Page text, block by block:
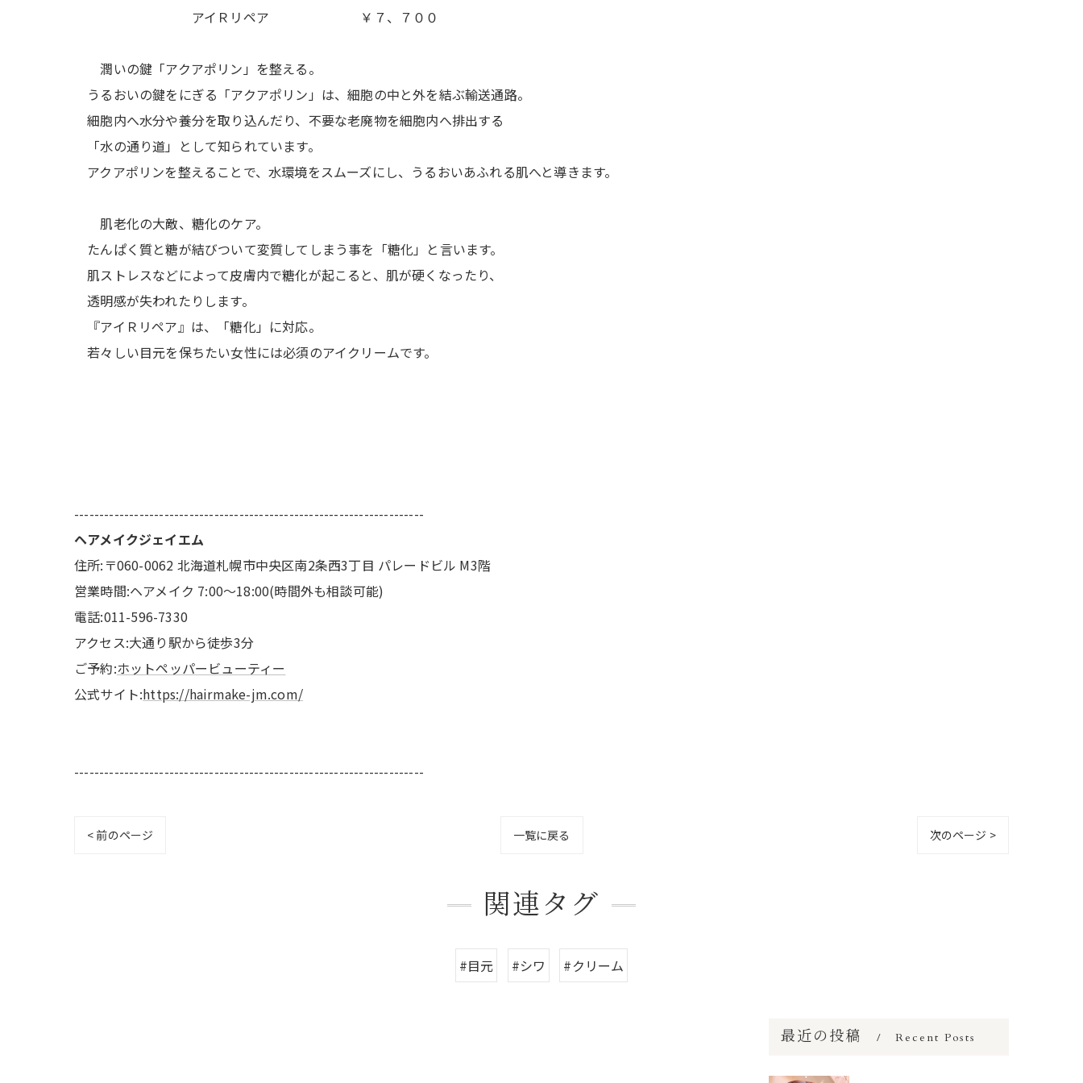
アイＲリペア ￥７、７００
潤いの鍵「アクアポリン」を整える。
うるおいの鍵をにぎる「アクアポリン」は、細胞の中と外を結ぶ輸送通路。
細胞内へ水分や養分を取り込んだり、不要な老廃物を細胞内へ排出する
「水の通り道」として知られています。
アクアポリンを整えることで、水環境をスムーズにし、うるおいあふれる肌へと導きます。
肌老化の大敵、糖化のケア。
たんぱく質と糖が結びついて変質してしまう事を「糖化」と言います。
肌ストレスなどによって皮膚内で糖化が起こると、肌が硬くなったり、
透明感が失われたりします。
『アイＲリペア』は、「糖化」に対応。
若々しい目元を保ちたい女性には必須のアイクリームです。
----------------------------------------------------------------------
ヘアメイクジェイエム
住所:〒060-0062 北海道札幌市中央区南2条西3丁目 パレードビル M3階
営業時間:ヘアメイク 7:00〜18:00(時間外も相談可能)
電話:011-596-7330
アクセス:大通り駅から徒歩3分
ご予約:ホットペッパービューティー
公式サイト:https://hairmake-jm.com/
----------------------------------------------------------------------
< 前のページ 一覧に戻る 次のページ >
関連タグ
#目元 #シワ #クリーム
最近の投稿 Recent Posts